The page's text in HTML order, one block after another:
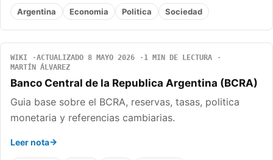
Argentina Economia Politica Sociedad
WIKI ACTUALIZADO 8 MAYO 2026
1 MIN DE LECTURA
MARTÍN ÁLVAREZ
Banco Central de la Republica Argentina (BCRA)
Guia base sobre el BCRA, reservas, tasas, politica
monetaria y referencias cambiarias.
Leer nota